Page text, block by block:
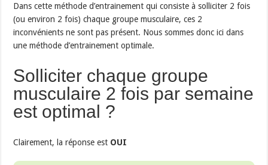
Dans cette méthode d’entrainement qui consiste à solliciter 2 fois
(ou environ 2 fois) chaque groupe musculaire, ces 2
inconvénients ne sont pas présent. Nous sommes donc ici dans
une méthode d’entrainement optimale.
Solliciter chaque groupe
musculaire 2 fois par semaine
est optimal ?
Clairement, la réponse est OUI